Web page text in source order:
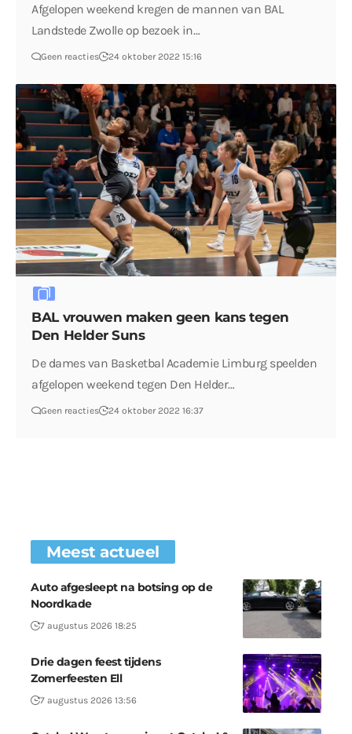
Afgelopen weekend kregen de mannen van BAL
Landstede Zwolle op bezoek in…
Geen reacties 24 oktober 2022 15:16
BAL vrouwen maken geen kans tegen
Den Helder Suns
De dames van Basketbal Academie Limburg speelden
afgelopen weekend tegen Den Helder…
Geen reacties 24 oktober 2022 16:37
Meest actueel
Auto afgesleept na botsing op de
Noordkade
7 augustus 2026 18:25
Drie dagen feest tijdens
Zomerfeesten Ell
7 augustus 2026 13:56